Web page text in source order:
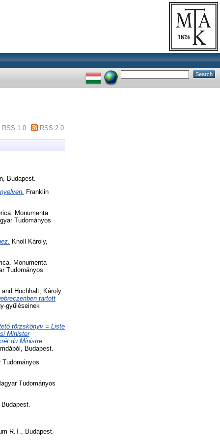
RSS 1.0 RSS 2.0
Budapest.
Franklin
Monumenta
Tudományos
Knoll Károly,
Monumenta
Tudományos
and Hochhalt, Károly
tartott
gyűléseinek
törzskönyv = Liste
Minister
du Ministre
Budapest.
Tudományos
R.T., Budapest.